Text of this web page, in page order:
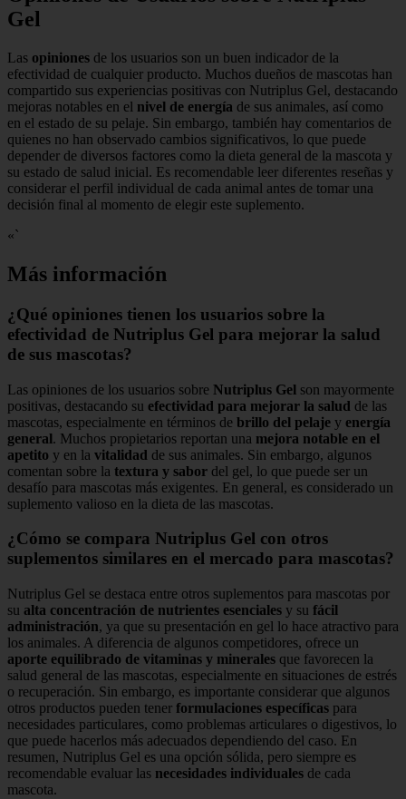
Gel
Las opiniones de los usuarios son un buen indicador de la
efectividad de cualquier producto. Muchos dueños de mascotas han
compartido sus experiencias positivas con Nutriplus Gel, destacando
mejoras notables en el nivel de energía de sus animales, así como
en el estado de su pelaje. Sin embargo, también hay comentarios de
quienes no han observado cambios significativos, lo que puede
depender de diversos factores como la dieta general de la mascota y
su estado de salud inicial. Es recomendable leer diferentes reseñas y
considerar el perfil individual de cada animal antes de tomar una
decisión final al momento de elegir este suplemento.
«`
Más información
¿Qué opiniones tienen los usuarios sobre la
efectividad de Nutriplus Gel para mejorar la salud
de sus mascotas?
Las opiniones de los usuarios sobre Nutriplus Gel son mayormente
positivas, destacando su efectividad para mejorar la salud de las
mascotas, especialmente en términos de brillo del pelaje y energía
general. Muchos propietarios reportan una mejora notable en el
apetito y en la vitalidad de sus animales. Sin embargo, algunos
comentan sobre la textura y sabor del gel, lo que puede ser un
desafío para mascotas más exigentes. En general, es considerado un
suplemento valioso en la dieta de las mascotas.
¿Cómo se compara Nutriplus Gel con otros
suplementos similares en el mercado para mascotas?
Nutriplus Gel se destaca entre otros suplementos para mascotas por
su alta concentración de nutrientes esenciales y su fácil
administración, ya que su presentación en gel lo hace atractivo para
los animales. A diferencia de algunos competidores, ofrece un
aporte equilibrado de vitaminas y minerales que favorecen la
salud general de las mascotas, especialmente en situaciones de estrés
o recuperación. Sin embargo, es importante considerar que algunos
otros productos pueden tener formulaciones específicas para
necesidades particulares, como problemas articulares o digestivos, lo
que puede hacerlos más adecuados dependiendo del caso. En
resumen, Nutriplus Gel es una opción sólida, pero siempre es
recomendable evaluar las necesidades individuales de cada
mascota.